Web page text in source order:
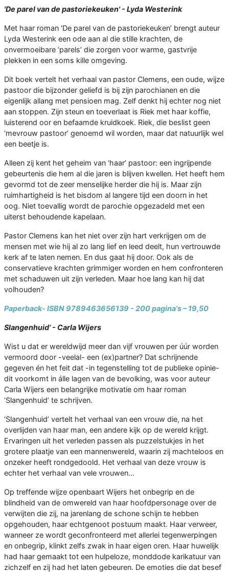
'De parel van de pastoriekeuken' - Lyda Westerink
Met haar roman ‘De parel van de pastoriekeuken’ brengt auteur
Lyda Westerink een ode aan al die stille krachten, de
onvermoeibare ‘parels’ die zorgen voor warme, gastvrije
plekken in een soms kille omgeving.
Dit boek vertelt het verhaal van pastor Clemens, een oude, wijze
pastoor die bijzonder geliefd is bij zijn parochianen en die
eigenlijk allang met pensioen mag. Zelf denkt hij echter nog niet
aan stoppen. Zijn steun en toeverlaat is Riek met haar koffie,
luisterend oor en befaamde kruidkoek. Riek, die beslist geen
‘mevrouw pastoor’ genoemd wil worden, maar dat natuurlijk wel
een beetje is.
Alleen zij kent het geheim van ‘haar’ pastoor: een ingrijpende
gebeurtenis die hem al die jaren is blijven kwellen. Het heeft hem
gevormd tot de zeer menselijke herder die hij is. Maar zijn
ruimhartigheid is het bisdom al langere tijd een doorn in het
oog. Niet toevallig wordt de parochie opgezadeld met een
uiterst behoudende kapelaan.
Pastor Clemens kan het niet over zijn hart verkrijgen om de
mensen met wie hij al zo lang lief en leed deelt, hun vertrouwde
kerk af te laten nemen. En dus gaat hij door. Ook als de
conservatieve krachten grimmiger worden en hem confronteren
met schaduwen uit zijn verleden. Maar hoe lang kan hij dat
volhouden?
Paperback- ISBN 9789463656139 - 200 pagina's – 19,50
Slangenhuid’ - Carla Wijers
Wist u dat er wereldwijd meer dan vijf vrouwen per úúr worden
vermoord door -veelal- een (ex)partner? Dat schrijnende
gegeven én het feit dat -in tegenstelling tot de publieke opinie-
dit voorkomt in álle lagen van de bevolking, was voor auteur
Carla Wijers een belangrijke motivatie om haar roman
‘Slangenhuid’ te schrijven.
‘Slangenhuid’ vertelt het verhaal van een vrouw die, na het
overlijden van haar man, een andere kijk op de wereld krijgt.
Ervaringen uit het verleden passen als puzzelstukjes in het
grotere plaatje van een mannenwereld, waarin zij machteloos en
onzeker heeft rondgedoold. Het verhaal van deze vrouw is
echter het verhaal van vele vrouwen…
Op treffende wijze openbaart Wijers het onbegrip en de
blindheid van de omwereld van haar hoofdpersonage over de
verwijten die zij, na jarenlang de schone schijn te hebben
opgehouden, haar echtgenoot postuum maakt. Haar verweer,
wanneer ze wordt geconfronteerd met allerlei tegenwerpingen
en onbegrip, klinkt zelfs zwak in haar eigen oren. Haar huwelijk
had haar gemaakt tot een hulpeloze, monddode karikatuur van
zichzelf en zij had het laten gebeuren. De emoties die dat besef